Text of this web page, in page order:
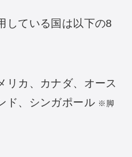
している国は以下の8
リカ、カナダ、オース
ド、シンガポール ※脚